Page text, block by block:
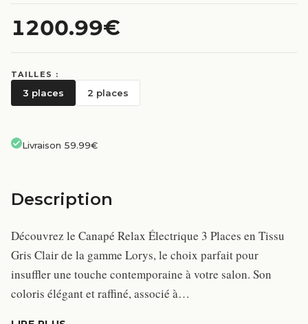
1200.99€
TAILLES :
3 places 2 places
Livraison 59.99€
Description
Découvrez le Canapé Relax Électrique 3 Places en Tissu
Gris Clair de la gamme Lorys, le choix parfait pour
insuffler une touche contemporaine à votre salon. Son
coloris élégant et raffiné, associé à…